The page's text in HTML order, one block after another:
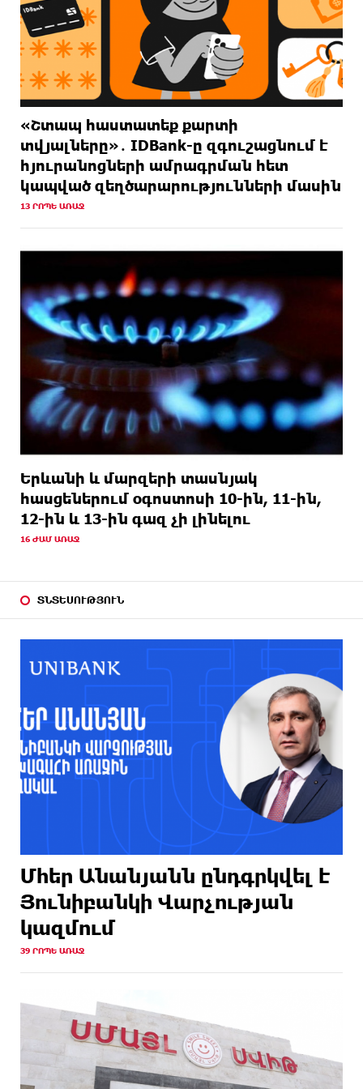
«Շտապ հաստատեք քարտի
տվյալները»․ IDBank-ը զգուշացնում է
հյուրանոցների ամրագրման հետ
կապված զեղծարարությունների մասին
13 ՐՈՊԵ ԱՌԱՋ
Երևանի և մարզերի տասնյակ
հասցեներում օգոստոսի 10-ին, 11-ին,
12-ին և 13-ին գազ չի լինելու
16 ԺԱՄ ԱՌԱՋ
ՏՆՏԵՍՈՒԹՅՈՒՆ
Մհեր Անանյանն ընդգրկվել է
Յունիբանկի Վարչության
կազմում
39 ՐՈՊԵ ԱՌԱՋ